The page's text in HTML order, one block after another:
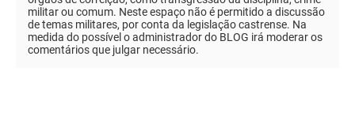
militar ou comum. Neste espaço não é permitido a discussão
de temas militares, por conta da legislação castrense. Na
medida do possível o administrador do BLOG irá moderar os
comentários que julgar necessário.